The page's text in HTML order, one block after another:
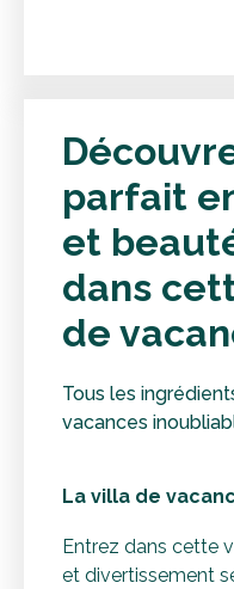
parfait
et
dans
de
Tous les
vacances
La villa de
Entrez dans cette
et divertissement